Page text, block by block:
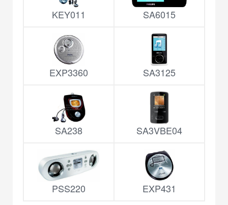
KEY011 SA6015
EXP3360 SA3125
SA238 SA3VBE04
PSS220 EXP431